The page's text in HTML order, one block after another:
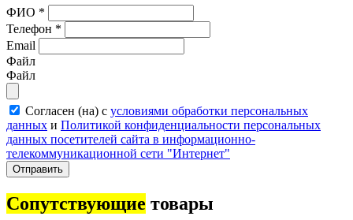
ФИО *
Телефон *
Email
Файл
Файл
Согласен (на) с условиями обработки персональных
данных и Политикой конфиденциальности персональных
данных посетителей сайта в информационно-
телекоммуникационной сети "Интернет"
Отправить
Сопутствующие товары